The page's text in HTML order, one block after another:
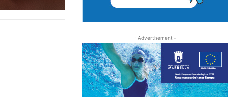
- Advertisement -